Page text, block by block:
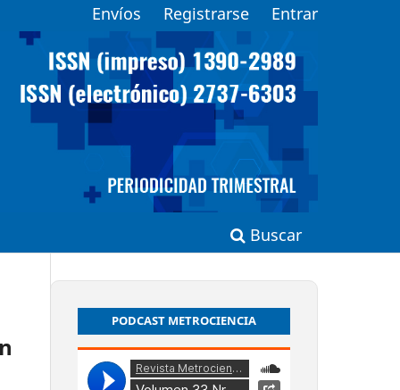
Buscar
Envíos Registrarse Entrar
PODCAST METROCIENCIA